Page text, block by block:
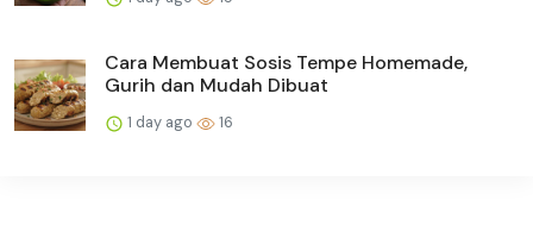
Cara Membuat Sosis Tempe Homemade,
Gurih dan Mudah Dibuat
1 day ago 16